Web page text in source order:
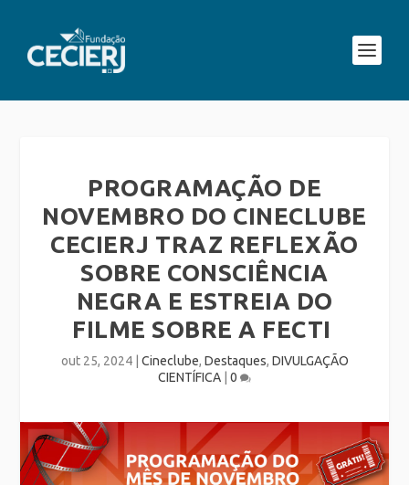
PROGRAMAÇÃO DE
NOVEMBRO DO CINECLUBE
CECIERJ TRAZ REFLEXÃO
SOBRE CONSCIÊNCIA
NEGRA E ESTREIA DO
FILME SOBRE A FECTI
out 25, 2024| Cineclube, Destaques, DIVULGAÇÃO
CIENTÍFICA
0